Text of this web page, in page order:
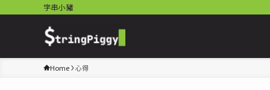
字串小豬
Home 心得